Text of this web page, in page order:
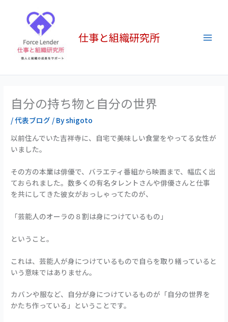
プ
仕事と組織研究所
自分の持ち物と自分の世界
/代表ブログ / Byshigoto
以前住んでいた吉祥寺に、自宅で美味しい食堂をやってる女性が
いました。
その方の本業は俳優で、バラエティ番組から映画まで、幅広く出
ておられました。数多くの有名タレントさんや俳優さんと仕事
を共にしてきた彼女がおっしゃってたのが、
「芸能人のオーラの８割は身につけているもの」
ということ。
これは、芸能人が身につけているもので自らを取り繕っていると
いう意味ではありません。
カバンや服など、自分が身につけているものが「自分の世界を
かたち作っている」ということです。